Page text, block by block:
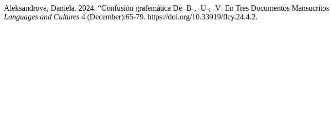
Aleksandrova, Daniela. 2024. “Confusión grafemática De -B-, -U-, -V- En Tres Documentos
Languages and Cultures 4 (December):65-79. https://doi.org/10.33919/flcy.24.4.2.